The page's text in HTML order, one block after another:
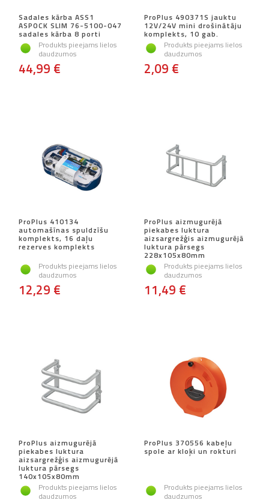
Sadales kārba ASS1
ASPOCK SLIM 76-5100-047
sadales kārba 8 porti
Produkts pieejams lielos
daudzumos
44,99 €
ProPlus 490371S jauktu
12V/24V mini drošinātāju
komplekts, 10 gab.
Produkts pieejams lielos
daudzumos
2,09 €
ProPlus 410134
automašīnas spuldzīšu
komplekts, 16 daļu
rezerves komplekts
Produkts pieejams lielos
daudzumos
12,29 €
ProPlus aizmugurējā
piekabes luktura
aizsargrežģis aizmugurējā
luktura pārsegs
228x105x80mm
Produkts pieejams lielos
daudzumos
11,49 €
ProPlus aizmugurējā
piekabes luktura
aizsargrežģis aizmugurējā
luktura pārsegs
140x105x80mm
Produkts pieejams lielos
daudzumos
ProPlus 370556 kabeļu
spole ar kloķi un rokturi
Produkts pieejams lielos
daudzumos